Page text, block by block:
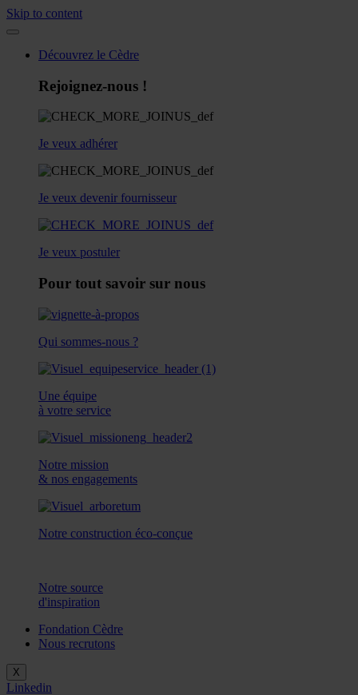
Skip to content
Découvrez le Cèdre
Rejoignez-nous !
Je veux adhérer
Je veux devenir fournisseur
Je veux postuler
Pour tout savoir sur nous
Qui sommes-nous ?
Une équipe
à votre service
Notre mission
& nos engagements
Notre construction éco-conçue
Notre source
d'inspiration
Fondation Cèdre
Nous recrutons
X
Linkedin